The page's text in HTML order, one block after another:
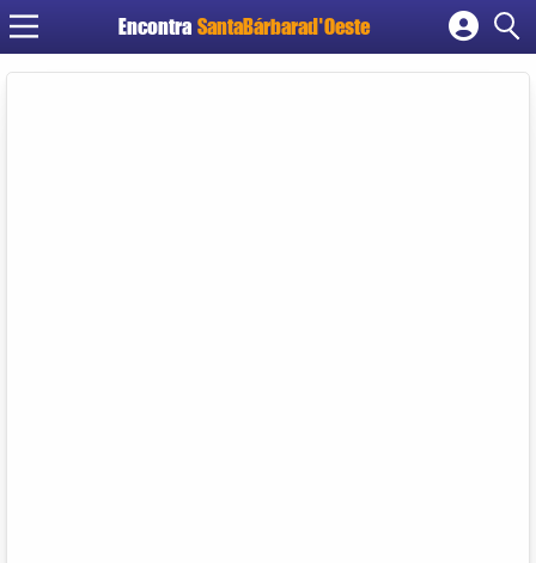
Encontra SantaBárbarad'Oeste
Cadastrar empresa